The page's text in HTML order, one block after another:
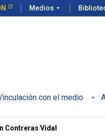
Medios arrow_drop_down
con el medio
Contreras Vidal